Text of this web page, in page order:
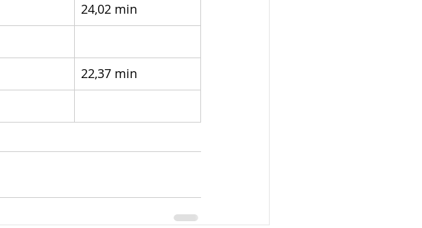
24,02 min
22,37 min